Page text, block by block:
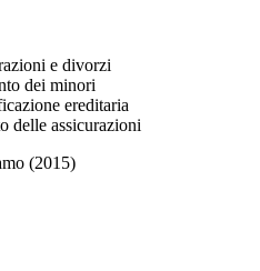
e divorzi
dei minori
ereditaria
delle assicurazioni
(2015)